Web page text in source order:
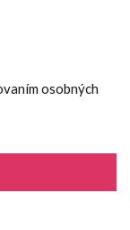
osobných